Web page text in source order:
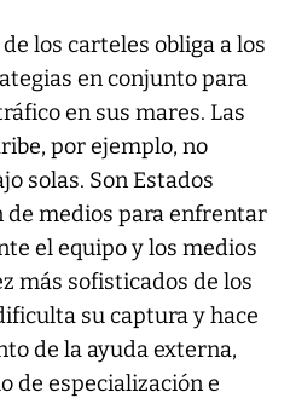
los carteles obliga a los
en conjunto para
en sus mares. Las
por ejemplo, no
solas. Son Estados
de medios para enfrentar
el equipo y los medios
más sofisticados de los
su captura y hace
de la ayuda externa,
de especialización e